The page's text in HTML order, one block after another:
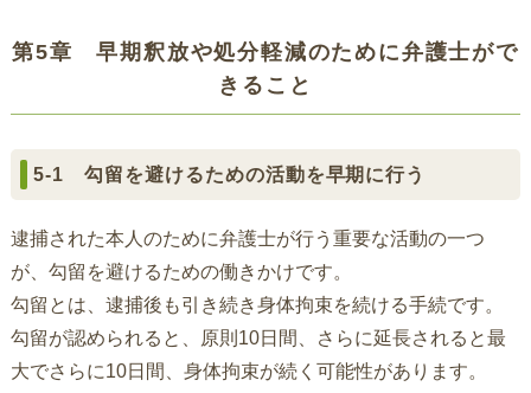
第5章 早期釈放や処分軽減のために弁護士がで
きること
5-1 勾留を避けるための活動を早期に行う
逮捕された本人のために弁護士が行う重要な活動の一つ
が、勾留を避けるための働きかけです。
勾留とは、逮捕後も引き続き身体拘束を続ける手続です。
勾留が認められると、原則10日間、さらに延長されると最
大でさらに10日間、身体拘束が続く可能性があります。